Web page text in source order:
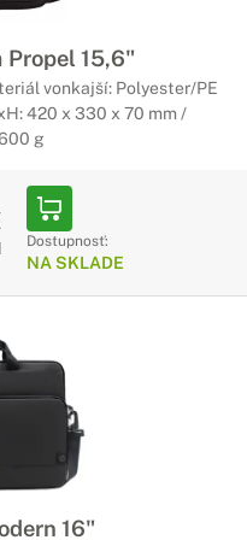
Propel 15,6"
vonkajší: Polyester/PE
420 x 330 x 70 mm /
g
Dostupnosť:
NA SKLADE
16"